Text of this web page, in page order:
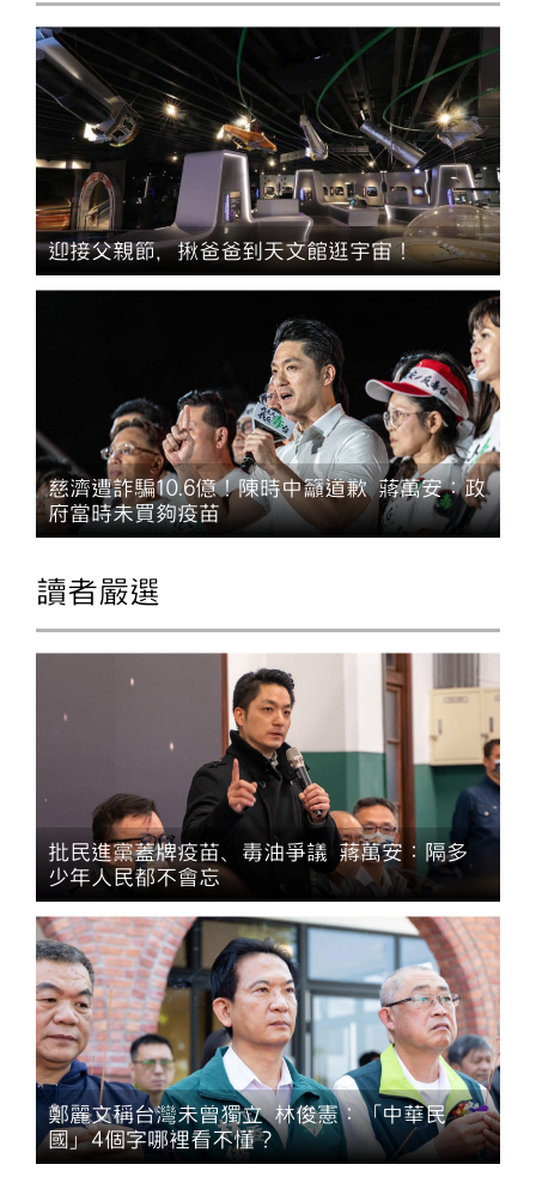
迎接父親節，揪爸爸到天文館逛宇宙！
慈濟遭詐騙10.6億！陳時中籲道歉 蔣萬安：政
府當時未買夠疫苗
讀者嚴選
批民進黨蓋牌疫苗、毒油爭議 蔣萬安：隔多
少年人民都不會忘
鄭麗文稱台灣未曾獨立 林俊憲：「中華民
國」4個字哪裡看不懂？